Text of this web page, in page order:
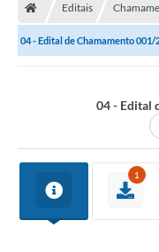
Editais
04 - Edital de Chamamento 001/
04 - Edital
1